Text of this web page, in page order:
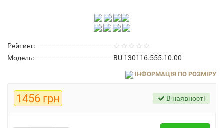
Рейтинг:
Модель:
BU 130116.555.10.00
ІНФОРМАЦІЯ ПО РОЗМІРУ
1456 грн В наявності